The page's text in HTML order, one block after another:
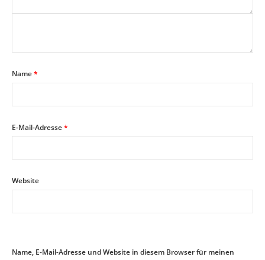
Name*
E-Mail-Adresse*
Website
Name, E-Mail-Adresse und Website in diesem Browser für meinen